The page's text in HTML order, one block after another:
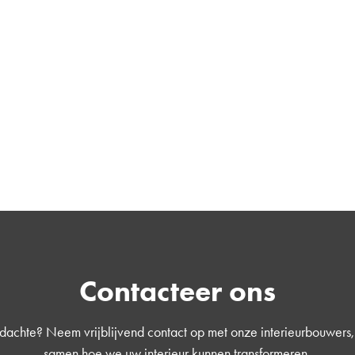
Contacteer ons
Neem vrijblijvend contact op met onze